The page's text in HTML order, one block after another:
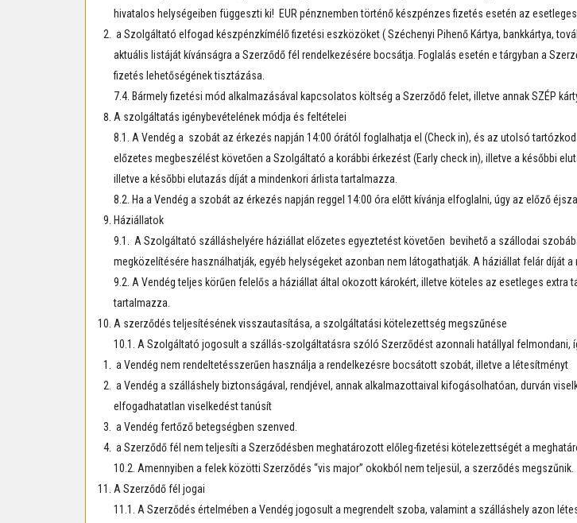
hivatalos helységeiben függeszti ki! EUR pénznemben történő készpénzes fizetés esetén az
a Szolgáltató elfogad készpénzkímélő fizetési eszközöket ( Széchenyi Pihenő Kártya, bankkártya,
aktuális listáját kívánságra a Szerződő fél rendelkezésére bocsátja. Foglalás esetén e tárgyban a
fizetés lehetőségének tisztázása.
7.4. Bármely fizetési mód alkalmazásával kapcsolatos költség a Szerződő felet, illetve annak SZÉP
A szolgáltatás igénybevételének módja és feltételei
8.1. A Vendég a szobát az érkezés napján 14:00 órától foglalhatja el (Check in), és az utolsó
előzetes megbeszélést követően a Szolgáltató a korábbi érkezést (Early check in), illetve a későbbi
illetve a későbbi elutazás díját a mindenkori árlista tartalmazza.
8.2. Ha a Vendég a szobát az érkezés napján reggel 14:00 óra előtt kívánja elfoglalni, úgy az előző
Háziállatok
9.1. A Szolgáltató szálláshelyére háziállat előzetes egyeztetést követően bevihető a szállodai
megközelítésére használhatják, egyéb helységeket azonban nem látogathatják. A háziállat felár díját a
9.2. A Vendég teljes körűen felelős a háziállat által okozott károkért, illetve köteles az esetleges
tartalmazza.
A szerződés teljesítésének visszautasítása, a szolgáltatási kötelezettség megszűnése
10.1. A Szolgáltató jogosult a szállás-szolgáltatásra szóló Szerződést azonnali hatállyal felmondani,
a Vendég nem rendeltetésszerűen használja a rendelkezésre bocsátott szobát, illetve a létesítményt
a Vendég a szálláshely biztonságával, rendjével, annak alkalmazottaival kifogásolhatóan, durván
elfogadhatatlan viselkedést tanúsít
a Vendég fertőző betegségben szenved.
a Szerződő fél nem teljesíti a Szerződésben meghatározott előleg-fizetési kötelezettségét a
10.2. Amennyiben a felek közötti Szerződés “vis major” okokból nem teljesül, a szerződés megszűnik.
A Szerződő fél jogai
11.1. A Szerződés értelmében a Vendég jogosult a megrendelt szoba, valamint a szálláshely azon